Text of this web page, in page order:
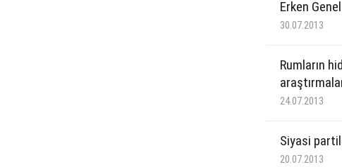
Erken
30.07.2013
Rumların
24.07.2013
Siyasi
20.07.2013